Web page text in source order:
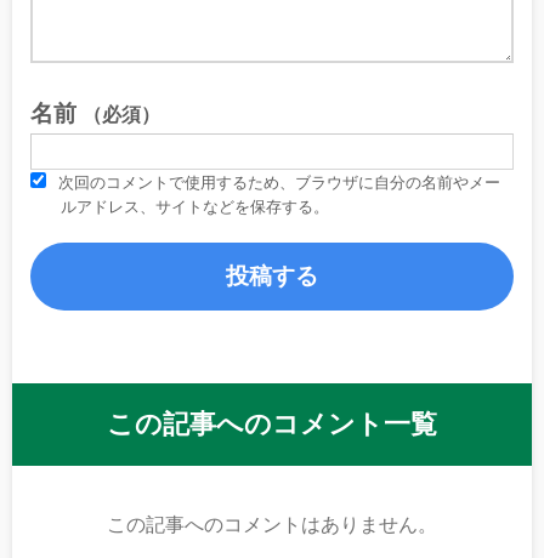
名前 （必須）
次回のコメントで使用するため、ブラウザに自分の名前やメー
ルアドレス、サイトなどを保存する。
この記事へのコメント一覧
この記事へのコメントはありません。